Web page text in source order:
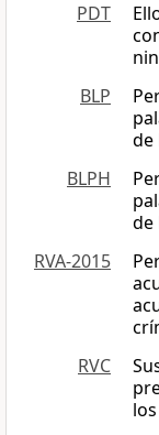
PDT
BLP
de
BLPH
de
RVA-2015
RVC